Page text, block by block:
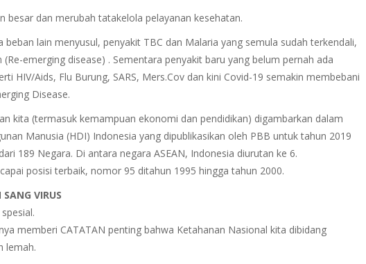
besar dan merubah tatakelola pelayanan kesehatan.
beban lain menyusul, penyakit TBC dan Malaria yang semula sudah terkendali,
emerging disease) . Sementara penyakit baru yang belum pernah ada
HIV/Aids, Flu Burung, SARS, Mers.Cov dan kini Covid-19 semakin membebani
Disease.
kita (termasuk kemampuan ekonomi dan pendidikan) digambarkan dalam
Manusia (HDI) Indonesia yang dipublikasikan oleh PBB untuk tahun 2019
189 Negara. Di antara negara ASEAN, Indonesia diurutan ke 6.
posisi terbaik, nomor 95 ditahun 1995 hingga tahun 2000.
VIRUS
memberi CATATAN penting bahwa Ketahanan Nasional kita dibidang
lemah.